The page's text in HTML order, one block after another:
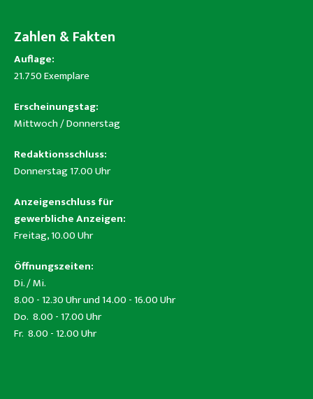
Zahlen & Fakten
Auflage:
21.750 Exemplare
Erscheinungstag:
Mittwoch / Donnerstag
Redaktionsschluss:
Donnerstag 17.00 Uhr
Anzeigenschluss für
gewerbliche Anzeigen:
Freitag, 10.00 Uhr
Öffnungszeiten:
Di. / Mi.
8.00 - 12.30 Uhr und 14.00 - 16.00 Uhr
Do. 8.00 - 17.00 Uhr
Fr. 8.00 - 12.00 Uhr